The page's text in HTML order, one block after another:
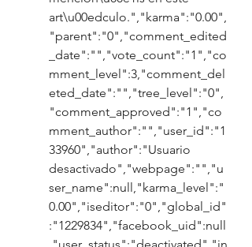
art\u00edculo.","karma":"0.00",
"parent":"0","comment_edited
_date":"","vote_count":"1","co
mment_level":3,"comment_del
eted_date":"","tree_level":"0",
"comment_approved":"1","co
mment_author":"","user_id":"1
33960","author":"Usuario
desactivado","webpage":"","u
ser_name":null,"karma_level":"
0.00","iseditor":"0","global_id"
:"1229834","facebook_uid":null